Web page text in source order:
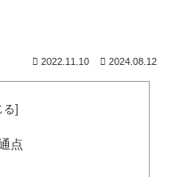
2022.11.10 2024.08.12
点